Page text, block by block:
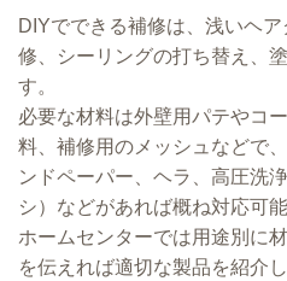
DIYでできる補修は、浅いヘ
修、シーリングの打ち替え、
す。
必要な材料は外壁用パテやコ
料、補修用のメッシュなどで
ンドペーパー、ヘラ、高圧洗
シ）などがあれば概ね対応可能
ホームセンターでは用途別に
を伝えれば適切な製品を紹介